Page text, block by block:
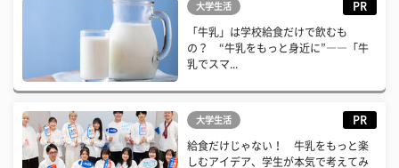
大学生活 PR
「牛乳」は学校給食だけで飲むも
の？ “牛乳をもっと身近に”――「牛
乳でスマ...
大学生活 PR
給食だけじゃない！ 牛乳をもっと楽
しむアイデア、学生が本気で考えてみ